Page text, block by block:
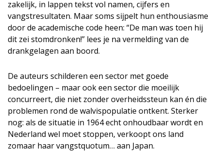
zakelijk, in lappen tekst vol namen, cijfers en
vangstresultaten. Maar soms sijpelt hun enthousiasme
door de academische code heen: “De man was toen hij
dit zei stomdronken!” lees je na vermelding van de
drankgelagen aan boord.
De auteurs schilderen een sector met goede
bedoelingen – maar ook een sector die moeilijk
concurreert, die niet zonder overheidssteun kan én die
problemen rond de walvispopulatie ontkent. Sterker
nog: als de situatie in 1964 echt onhoudbaar wordt en
Nederland wel moet stoppen, verkoopt ons land
zomaar haar vangstquotum… aan Japan.